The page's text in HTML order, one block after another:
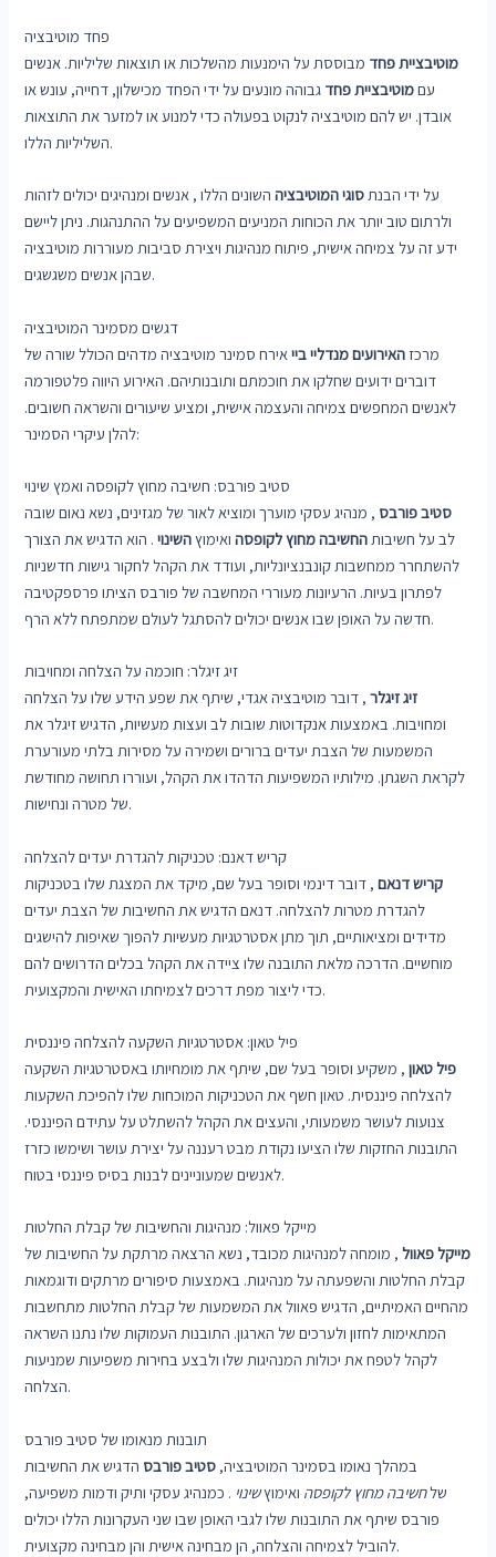
פחד מוטיבציה
מוטיבציית פחד מבוססת על הימנעות מהשלכות או תוצאות שליליות. אנשים
עםמוטיבציית פחד גבוהה מונעים על ידי הפחד מכישלון, דחייה, עונש או
אובדן. יש להם מוטיבציה לנקוט בפעולה כדי למנוע או למזער את התוצאות
השליליות הללו.
על ידי הבנתסוגי המוטיבציההשונים הללו , אנשים ומנהיגים יכולים לזהות
ולרתום טוב יותר את הכוחות המניעים המשפיעים על ההתנהגות. ניתן ליישם
ידע זה על צמיחה אישית, פיתוח מנהיגות ויצירת סביבות מעוררות מוטיבציה
שבהן אנשים משגשגים.
דגשים מסמינר המוטיבציה
מרכזהאירועים מנדליי בייאירח סמינר מוטיבציה מדהים הכולל שורה של
דוברים ידועים שחלקו את חוכמתם ותובנותיהם. האירוע היווה פלטפורמה
לאנשים המחפשים צמיחה והעצמה אישית, ומציע שיעורים והשראה חשובים.
להלן עיקרי הסמינר:
סטיב פורבס: חשיבה מחוץ לקופסה ואמץ שינוי
סטיב פורבס , מנהיג עסקי מוערך ומוציא לאור של מגזינים, נשא נאום שובה
לב על חשיבותהחשיבה מחוץ לקופסהואימוץהשינוי. הוא הדגיש את הצורך
להשתחרר ממחשבות קונבנציונליות, ועודד את הקהל לחקור גישות חדשניות
לפתרון בעיות. הרעיונות מעוררי המחשבה של פורבס הציתו פרספקטיבה
חדשה על האופן שבו אנשים יכולים להסתגל לעולם שמתפתח ללא הרף.
זיג זיגלר: חוכמה על הצלחה ומחויבות
זיג זיגלר, דובר מוטיבציה אגדי, שיתף את שפע הידע שלו על הצלחה
ומחויבות. באמצעות אנקדוטות שובות לב ועצות מעשיות, הדגיש זיגלר את
המשמעות של הצבת יעדים ברורים ושמירה על מסירות בלתי מעורערת
לקראת השגתן. מילותיו המשפיעות הדהדו את הקהל, ועוררו תחושה מחודשת
של מטרה ונחישות.
קריש דאנם: טכניקות להגדרת יעדים להצלחה
קריש דנאם, דובר דינמי וסופר בעל שם, מיקד את המצגת שלו בטכניקות
להגדרת מטרות להצלחה. דנאם הדגיש את החשיבות של הצבת יעדים
מדידים ומציאותיים, תוך מתן אסטרטגיות מעשיות להפוך שאיפות להישגים
מוחשיים. הדרכה מלאת התובנה שלו ציידה את הקהל בכלים הדרושים להם
כדי ליצור מפת דרכים לצמיחתו האישית והמקצועית.
פיל טאון: אסטרטגיות השקעה להצלחה פיננסית
פיל טאון, משקיע וסופר בעל שם, שיתף את מומחיותו באסטרטגיות השקעה
להצלחה פיננסית. טאון חשף את הטכניקות המוכחות שלו להפיכת השקעות
צנועות לעושר משמעותי, והעצים את הקהל להשתלט על עתידם הפיננסי.
התובנות החזקות שלו הציעו נקודת מבט רעננה על יצירת עושר ושימשו כזרז
לאנשים שמעוניינים לבנות בסיס פיננסי בטוח.
מייקל פאוול: מנהיגות והחשיבות של קבלת החלטות
מייקל פאוול, מומחה למנהיגות מכובד, נשא הרצאה מרתקת על החשיבות של
קבלת החלטות והשפעתה על מנהיגות. באמצעות סיפורים מרתקים ודוגמאות
מהחיים האמיתיים, הדגיש פאוול את המשמעות של קבלת החלטות מתחשבות
המתאימות לחזון ולערכים של הארגון. התובנות העמוקות שלו נתנו השראה
לקהל לטפח את יכולות המנהיגות שלו ולבצע בחירות משפיעות שמניעות
הצלחה.
תובנות מנאומו של סטיב פורבס
במהלך נאומו בסמינר המוטיבציה, סטיב פורבס הדגיש את החשיבות
שלחשיבה מחוץ לקופסה ואימוץשינוי . כמנהיג עסקי ותיק ודמות משפיעה,
פורבס שיתף את התובנות שלו לגבי האופן שבו שני העקרונות הללו יכולים
להוביל לצמיחה והצלחה, הן מבחינה אישית והן מבחינה מקצועית.